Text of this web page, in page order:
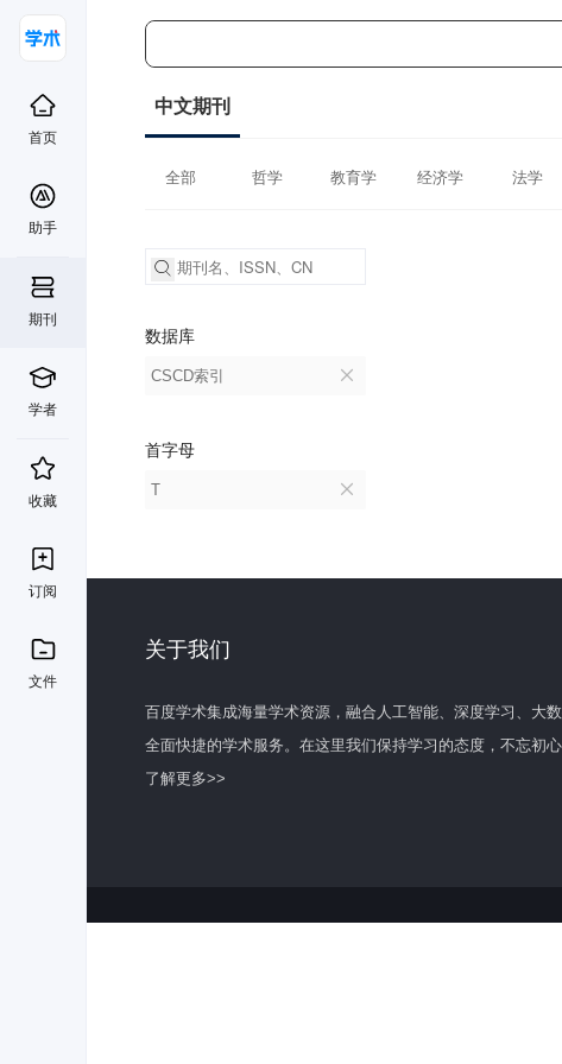
首页
助手
期刊
学者
收藏
订阅
文件
中文期刊
全部 哲学 教育学 经济学 法学
数据库
CSCD索引
首字母
T
关于我们
百度学术集成海量学术资源，融合人工智能、深度学习、大
全面快捷的学术服务。在这里我们保持学习的态度，不忘初心
了解更多>>